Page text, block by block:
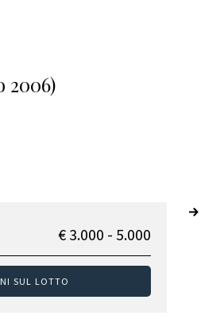
2006)
€ 3.000 - 5.000
SUL LOTTO